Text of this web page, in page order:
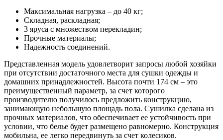
Максимальная нагрузка – до 40 кг;
Складная, раскладная;
3 яруса с множеством перекладин;
Прочные материалы;
Надежность соединений.
Представленная модель удовлетворит запросы любой хозяйки
при отсутствии достаточного места для сушки одежды и
домашних принадлежностей. Высота почти 174 см – это
преимущественный параметр, за счет которого
производителю получилось предложить конструкцию,
занимающую небольшую площадь пола. Сушилка сделана из
прочных материалов, что обеспечивает ее устойчивость при
условии, что белье будет размещено равномерно. Конструкция
мобильна, ее легко передвинуть за счет колесиков.